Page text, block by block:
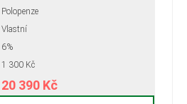
Polopenze
Vlastní
6%
1 300 Kč
20 390 Kč